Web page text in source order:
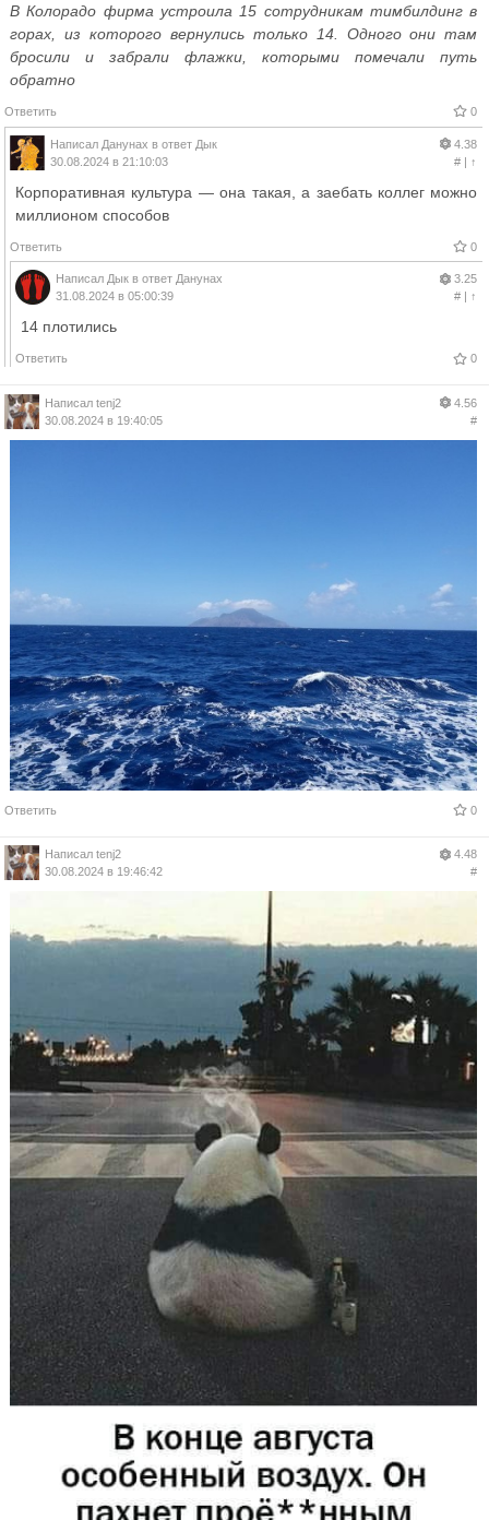
В Колорадо фирма устроила 15 сотрудникам тимбилдинг в
горах, из которого вернулись только 14. Одного они там
бросили и забрали флажки, которыми помечали путь
обратно
Ответить 0
Написал Данунах в ответ Дык
30.08.2024 в 21:10:03
4.38
#| ↑
Корпоративная культура — она такая, а заебать коллег можно
миллионом способов
Ответить 0
Написал Дык в ответ Данунах
31.08.2024 в 05:00:39
3.25
#| ↑
14 плотились
Ответить 0
Написал tenj2
30.08.2024 в 19:40:05
4.56
#
Ответить 0
Написал tenj2
30.08.2024 в 19:46:42
4.48
#